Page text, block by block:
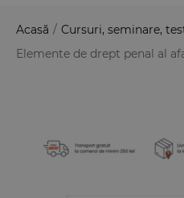
Acasă / Cursuri, seminare,
Elemente de drept penal al